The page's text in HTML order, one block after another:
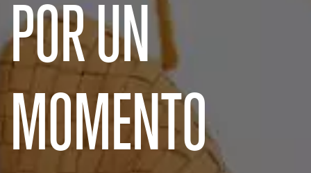
POR UN
MOMENTO